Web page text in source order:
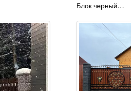
Блок черный…